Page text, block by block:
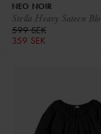
Stella Heavy Sateen
NEO NOIR
599 SEK
359 SEK